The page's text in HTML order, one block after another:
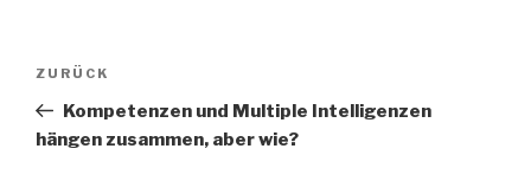
Beitrags-
Vorheriger
Beitrag
ZURÜCK
Kompetenzen und Multiple Intelligenzen
hängen zusammen, aber wie?